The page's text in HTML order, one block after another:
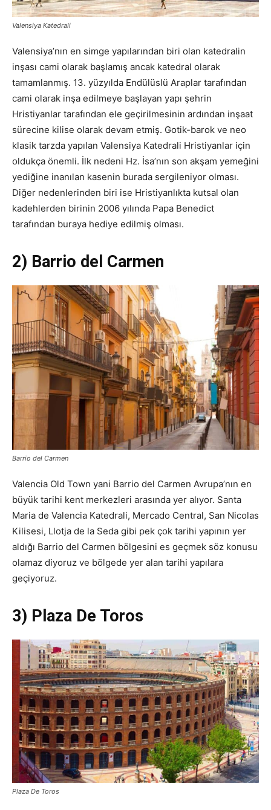
Valensiya Katedrali
Valensiya’nın en simge yapılarından biri olan katedralin
inşası cami olarak başlamış ancak katedral olarak
tamamlanmış. 13. yüzyılda Endülüslü Araplar tarafından
cami olarak inşa edilmeye başlayan yapı şehrin
Hristiyanlar tarafından ele geçirilmesinin ardından inşaat
sürecine kilise olarak devam etmiş. Gotik-barok ve neo
klasik tarzda yapılan Valensiya Katedrali Hristiyanlar için
oldukça önemli. İlk nedeni Hz. İsa’nın son akşam yemeğini
yediğine inanılan kasenin burada sergileniyor olması.
Diğer nedenlerinden biri ise Hristiyanlıkta kutsal olan
kadehlerden birinin 2006 yılında Papa Benedict
tarafından buraya hediye edilmiş olması.
2) Barrio del Carmen
Barrio del Carmen
Valencia Old Town yani Barrio del Carmen Avrupa’nın en
büyük tarihi kent merkezleri arasında yer alıyor. Santa
Maria de Valencia Katedrali, Mercado Central, San Nicolas
Kilisesi, Llotja de la Seda gibi pek çok tarihi yapının yer
aldığı Barrio del Carmen bölgesini es geçmek söz konusu
olamaz diyoruz ve bölgede yer alan tarihi yapılara
geçiyoruz.
3) Plaza De Toros
Plaza De Toros